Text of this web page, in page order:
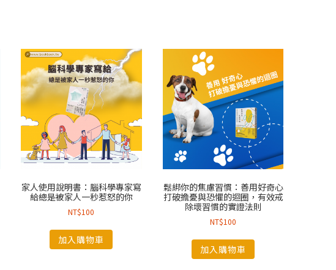
家人使用說明書：腦科學專家寫
給總是被家人一秒惹怒的你
NT$100
加入購物車
鬆綁你的焦慮習慣：善用好奇心
打破擔憂與恐懼的迴圈，有效戒
除壞習慣的實證法則
NT$100
加入購物車